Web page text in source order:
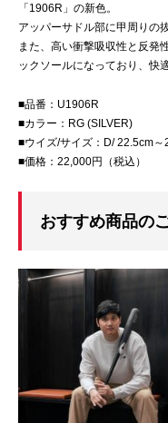
「1906R」の新色。
アッパーサドル部に甲周りの
また、高い衝撃吸収性と反発
ックソールになっており、快
■品番：U1906R
■カラー：RG (SILVER)
■ウイズ/サイズ：D/ 22.5cm
■価格：22,000円（税込）
おすすめ商品の